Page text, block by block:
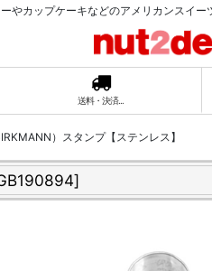
やカップケーキなどのアメリカンスイ
送料・決済...
）スタンプ【ステンレス】
]